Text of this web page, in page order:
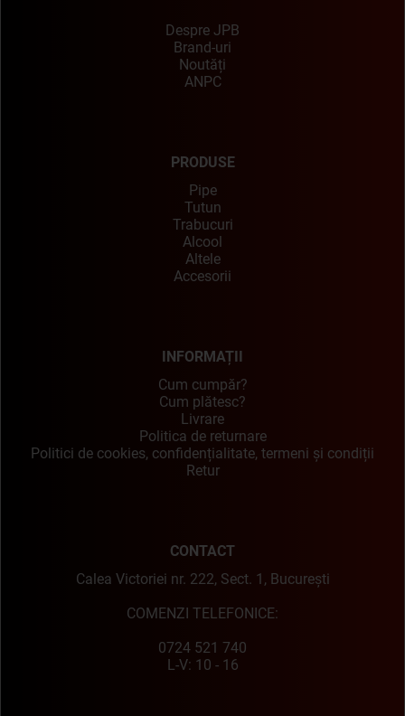
Despre JPB
Brand-uri
Noutăți
ANPC
PRODUSE
Pipe
Tutun
Trabucuri
Alcool
Altele
Accesorii
INFORMAȚII
Cum cumpăr?
Cum plătesc?
Livrare
Politica de returnare
Politici de cookies, confidențialitate, termeni și condiții
Retur
CONTACT
Calea Victoriei nr. 222, Sect. 1, București
COMENZI TELEFONICE:
0724 521 740
L-V: 10 - 16